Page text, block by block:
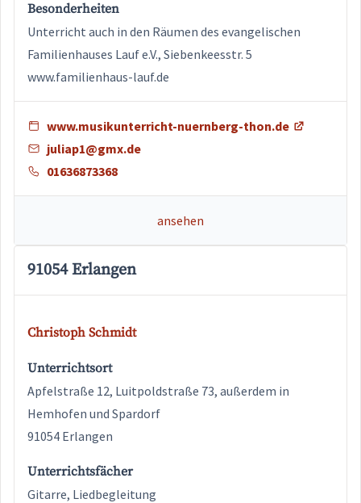
Besonderheiten
Unterricht auch in den Räumen des evangelischen
Familienhauses Lauf e.V., Siebenkeesstr. 5
www.familienhaus-lauf.de
www.musikunterricht-nuernberg-thon.de
juliap1@gmx.de
01636873368
ansehen
91054 Erlangen
Christoph Schmidt
Unterrichtsort
Apfelstraße 12, Luitpoldstraße 73, außerdem in
Hemhofen und Spardorf
91054 Erlangen
Unterrichtsfächer
Gitarre, Liedbegleitung